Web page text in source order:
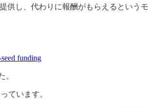
し、代わりに報酬がもらえるというモ
funding
。
ています。